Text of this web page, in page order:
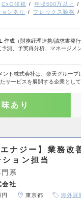
CxO候補 年収600万以上
ンあり フレックス勤務
作成（財務経理連携/請求書発行
測、予実再分析、マネージメ
ント株式会社は、楽天グループ
サービスを展開する企業とし
あり
エナジー】業務改
ョン担当
系
会社
東京都
海外展